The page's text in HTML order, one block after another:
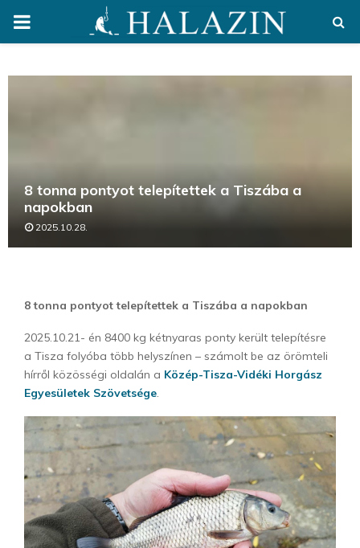
PRIMARY
8 tonna pontyot telepítettek a Tiszába a
napokban
2025.10.28.
8 tonna pontyot telepítettek a Tiszába a napokban
2025.10.21- én 8400 kg kétnyaras ponty került telepítésre
a Tisza folyóba több helyszínen – számolt be az örömteli
hírről közösségi oldalán a Közép-Tisza-Vidéki Horgász
Egyesületek Szövetsége.